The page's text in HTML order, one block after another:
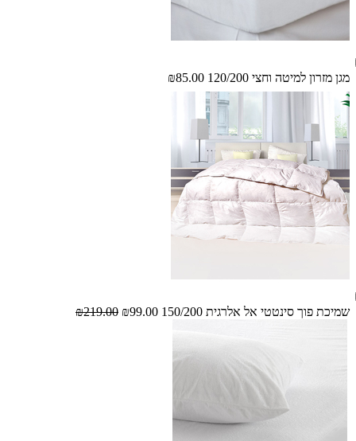
מגן מזרון למיטה וחצי 120/200 ₪85.00
שמיכת פוך סינטטי אל אלרגית 150/200 ₪99.00
₪219.00